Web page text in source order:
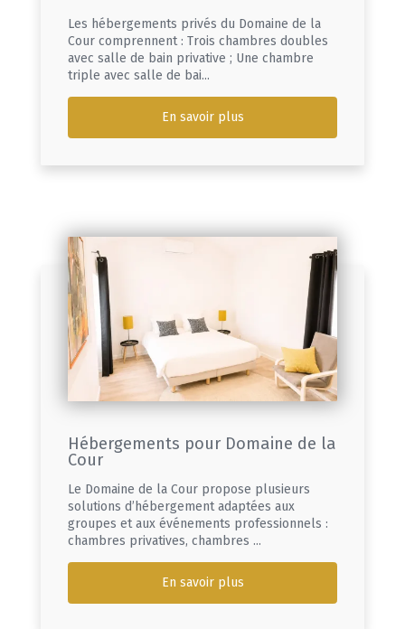
Les hébergements privés du Domaine de la
Cour comprennent : Trois chambres doubles
avec salle de bain privative ; Une chambre
triple avec salle de bai...
En savoir plus
Hébergements pour Domaine de la
Cour
Le Domaine de la Cour propose plusieurs
solutions d’hébergement adaptées aux
groupes et aux événements professionnels :
chambres privatives, chambres ...
En savoir plus